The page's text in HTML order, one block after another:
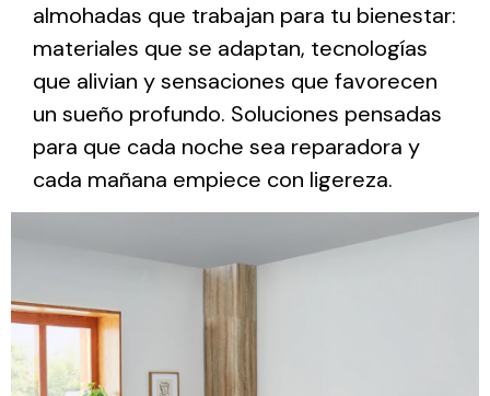
almohadas que trabajan para tu bienestar:
materiales que se adaptan, tecnologías
que alivian y sensaciones que favorecen
un sueño profundo. Soluciones pensadas
para que cada noche sea reparadora y
cada mañana empiece con ligereza.